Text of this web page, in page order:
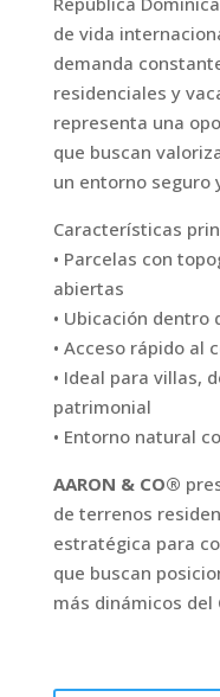
de vida
demanda
residenciales y
representa una
que buscan
un entorno seguro
Características
• Parcelas con
abiertas
• Ubicación dentro
• Acceso rápido al
• Ideal para villas,
patrimonial
• Entorno natural
AARON & CO®
de terrenos
estratégica para
que buscan
más dinámicos del